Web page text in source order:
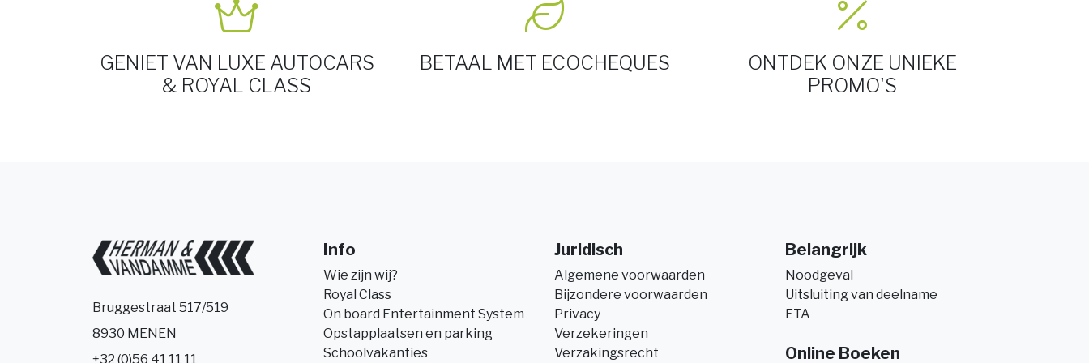
GENIET VAN LUXE AUTOCARS
& ROYAL CLASS
BETAAL MET ECOCHEQUES
ONTDEK ONZE UNIEKE
PROMO'S
Bruggestraat 517/519
8930 MENEN
+32 (0)56 41 11 11
Info
Wie zijn wij?
Royal Class
On board Entertainment System
Opstapplaatsen en parking
Schoolvakanties
Juridisch
Algemene voorwaarden
Bijzondere voorwaarden
Privacy
Verzekeringen
Verzakingsrecht
Belangrijk
Noodgeval
Uitsluiting van deelname
ETA
Online Boeken